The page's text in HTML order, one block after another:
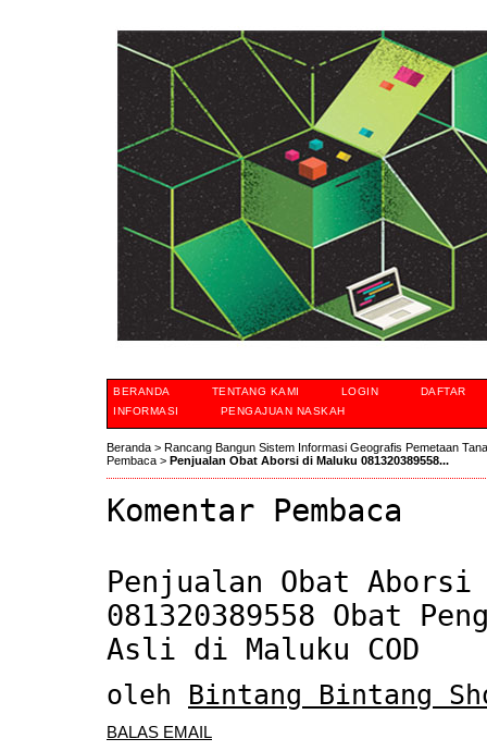
BERANDA TENTANG KAMI LOGIN
DAFTAR
INFORMASI
PENGAJUAN NASKAH
Beranda > Rancang Bangun Sistem Informasi Geografis Pemetaan
Pembaca > Penjualan Obat Aborsi di Maluku 081320389558...
Komentar Pembaca
Penjualan Obat
081320389558 Obat
Asli di Maluku COD
oleh Bintang Bintang
BALAS EMAIL